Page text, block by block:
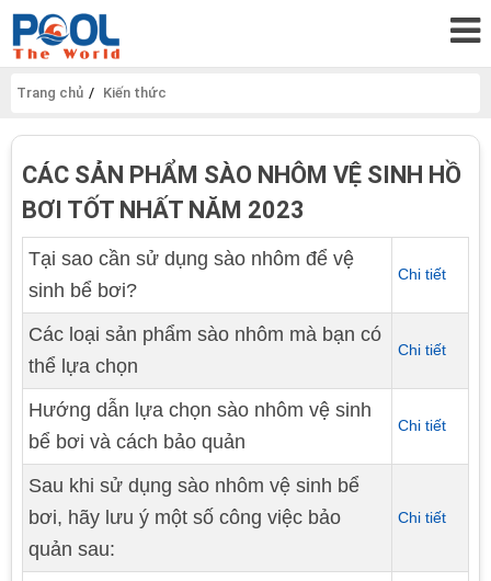
Trang chủ Kiến thức
CÁC SẢN PHẨM SÀO NHÔM VỆ SINH HỒ
BƠI TỐT NHẤT NĂM 2023
Tại sao cần sử dụng sào nhôm để vệ
sinh bể bơi?
Chi tiết
Các loại sản phẩm sào nhôm mà bạn có
thể lựa chọn
Chi tiết
Hướng dẫn lựa chọn sào nhôm vệ sinh
bể bơi và cách bảo quản
Chi tiết
Sau khi sử dụng sào nhôm vệ sinh bể
bơi, hãy lưu ý một số công việc bảo
quản sau:
Chi tiết